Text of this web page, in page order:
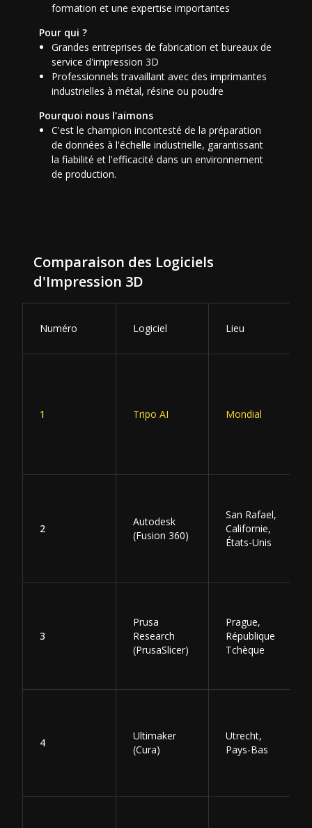
formation et une expertise importantes
Pour qui ?
Grandes entreprises de fabrication et bureaux de
service d'impression 3D
Professionnels travaillant avec des imprimantes
industrielles à métal, résine ou poudre
Pourquoi nous l'aimons
C'est le champion incontesté de la préparation
de données à l'échelle industrielle, garantissant
la fiabilité et l'efficacité dans un environnement
de production.
Comparaison des Logiciels
d'Impression 3D
Numéro Logiciel Lieu
1 Tripo AI Mondial
2
Autodesk
(Fusion 360)
San Rafael,
Californie,
États-Unis
3
Prusa
Research
(PrusaSlicer)
Prague,
République
Tchèque
4
Ultimaker
(Cura)
Utrecht,
Pays-Bas